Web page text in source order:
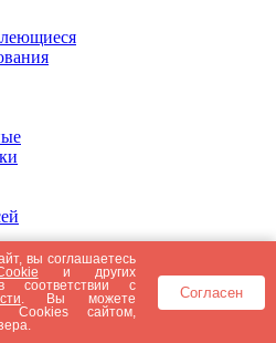
рублей
рублей
рублей
рублей
вы соглашаетесь
и других
соответствии с
. Вы можете
Cookies сайтом,
Согласен